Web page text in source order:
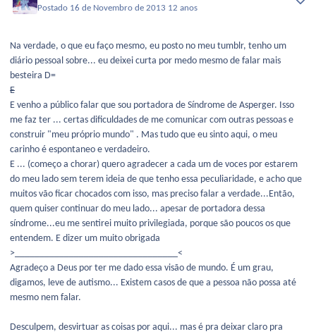
Postado 16 de Novembro de 2013 12 anos
Na verdade, o que eu faço mesmo, eu posto no meu tumblr, tenho um
diário pessoal sobre... eu deixei curta por medo mesmo de falar mais
besteira D=
E
E venho a público falar que sou portadora de Síndrome de Asperger. Isso
me faz ter ... certas dificuldades de me comunicar com outras pessoas e
construir "meu próprio mundo" . Mas tudo que eu sinto aqui, o meu
carinho é espontaneo e verdadeiro.
E ... (começo a chorar) quero agradecer a cada um de voces por estarem
do meu lado sem terem ideia de que tenho essa peculiaridade, e acho que
muitos vão ficar chocados com isso, mas preciso falar a verdade...Então,
quem quiser continuar do meu lado... apesar de portadora dessa
síndrome...eu me sentirei muito privilegiada, porque são poucos os que
entendem. E dizer um muito obrigada
>_________________________________<
Agradeço a Deus por ter me dado essa visão de mundo. É um grau,
digamos, leve de autismo... Existem casos de que a pessoa não possa até
mesmo nem falar.
Desculpem, desvirtuar as coisas por aqui... mas é pra deixar claro pra